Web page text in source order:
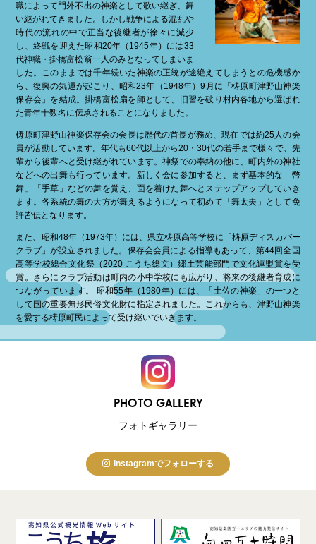
職によって門外不出の神楽として歌い継ぎ、舞
い継がれてきました。しかし戦争による混乱や
時代の流れの中で正当な後継者が徐々に減少
し、終戦を迎えた昭和20年（1945年）には33
代神職・掛橋富松翁一人のみとなってしまいま
した。このままでは千年続いた神楽の正統が途絶えてしまうとの危機感か
ら、復興の気運が起こり、昭和23年（1948年）9月に「梼原町津野山神楽
保存会」を結成。掛橋富松扇を師として、旧習を破り村内各地から選ばれ
た青年十数名に伝承されることになりました。
梼原町津野山神楽保存会の会長は歴代の首長が務め、現在では約25人の会
員が活動しています。年代も60代以上から20・30代の若手まで様々で、先
輩から後輩へと受け継がれています。神祭での奉納の他に、町内外の神社
などへの出舞も行っています。新しく会に参加すると、まず基本的な「幣
舞」「手草」などの舞を覚え、面を着けた舞へとステップアップしていき
ます。各系統の舞の大方が舞えるようになって初めて「舞太夫」として免
許皆伝となります。
また、昭和48年（1973年）には、県立梼原高等学校に「梼原ディスカバー
クラブ」が設立されました。保存会会員による指導もあって、第44回全国
高等学校総合文化祭（2020 こうち総文）郷土芸能部門で文化連盟賞を受
賞。さらにクラブ活動は町内の小中学校にも広がり、将来の後継者育成に
つながっています。 昭和55年（1980年）には、「土佐の神楽」の一つと
して国の重要無形民俗文化財に指定されました。これからも、津野山神楽
を愛する梼原町民によって受け継いでいきます。
PHOTO GALLERY
フォトギャラリー
Instagramでフォローする